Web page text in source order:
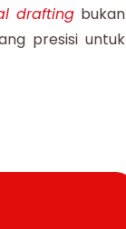
drafting bukan
presisi untuk